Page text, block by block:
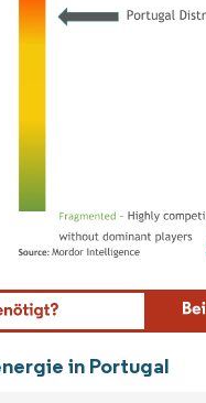
Intelligence.
in Portugal